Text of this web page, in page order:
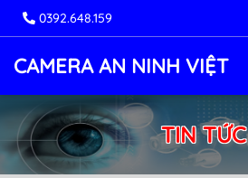
0392.648.159
CAMERA AN NINH VIỆT
TIN TỨC